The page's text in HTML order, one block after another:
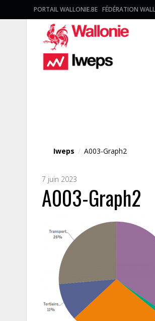
PORTAIL WALLONIE.BE FÉDÉRATION
Iweps / A003-Graph2
7 juin 2023
A003-Graph2